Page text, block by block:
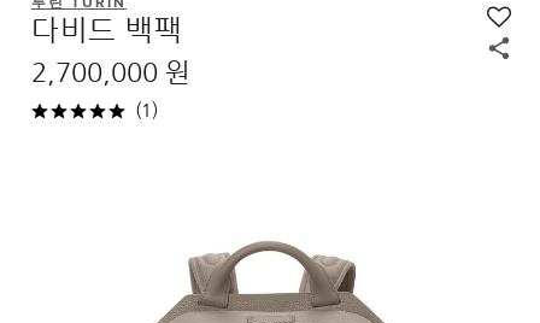
다비드 백팩
2,700,000 원
(1)